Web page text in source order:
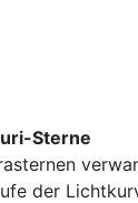
Sterne
der